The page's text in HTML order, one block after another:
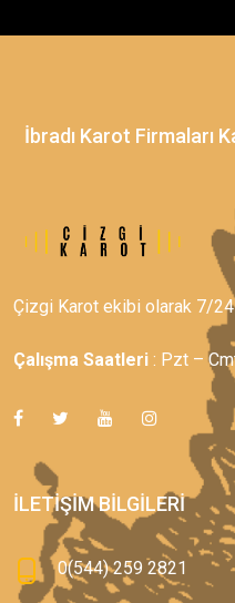
İbradı Karot Firmaları
Çizgi Karot ekibi olarak 7/
Çalışma Saatleri : Pzt –
İLETIŞIM BILGILERI
0(544) 259 2821